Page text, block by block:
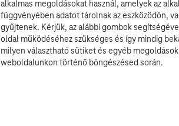
alkalmas megoldásokat használ, amelyek az
függvényében adatot tárolnak az eszközödön,
gyűjtenek. Kérjük, az alábbi gombok
oldal működéséhez szükséges és így mindig
milyen választható sütiket és egyéb
weboldalunkon történő böngészésed során.